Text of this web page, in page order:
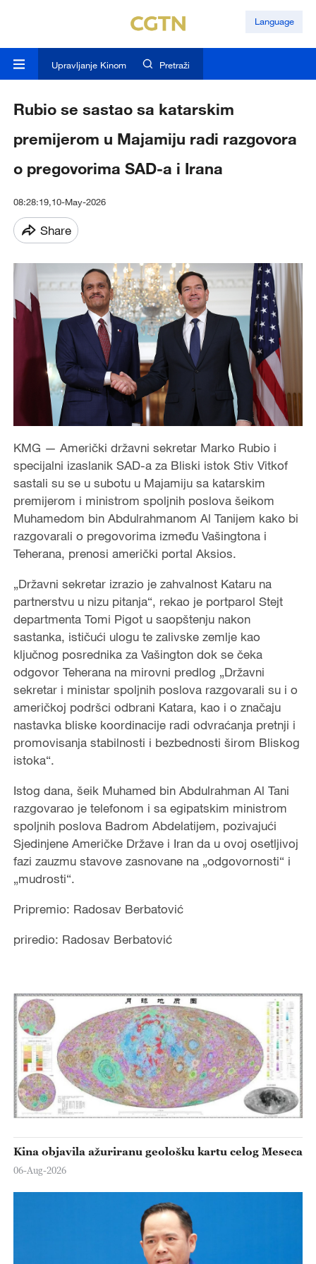
Language
Upravljanje Kinom Pretraži
Rubio se sastao sa katarskim
premijerom u Majamiju radi razgovora
o pregovorima SAD-a i Irana
08:28:19,10-May-2026
Share
KMG — Američki državni sekretar Marko Rubio i
specijalni izaslanik SAD-a za Bliski istok Stiv Vitkof
sastali su se u subotu u Majamiju sa katarskim
premijerom i ministrom spoljnih poslova šeikom
Muhamedom bin Abdulrahmanom Al Tanijem kako bi
razgovarali o pregovorima između Vašingtona i
Teherana, prenosi američki portal Aksios.
„Državni sekretar izrazio je zahvalnost Kataru na
partnerstvu u nizu pitanja“, rekao je portparol Stejt
departmenta Tomi Pigot u saopštenju nakon
sastanka, ističući ulogu te zalivske zemlje kao
ključnog posrednika za Vašington dok se čeka
odgovor Teherana na mirovni predlog „Državni
sekretar i ministar spoljnih poslova razgovarali su i o
američkoj podršci odbrani Katara, kao i o značaju
nastavka bliske koordinacije radi odvraćanja pretnji i
promovisanja stabilnosti i bezbednosti širom Bliskog
istoka“.
Istog dana, šeik Muhamed bin Abdulrahman Al Tani
razgovarao je telefonom i sa egipatskim ministrom
spoljnih poslova Badrom Abdelatijem, pozivajući
Sjedinjene Američke Države i Iran da u ovoj osetljivoj
fazi zauzmu stavove zasnovane na „odgovornosti“ i
„mudrosti“.
Pripremio: Radosav Berbatović
priredio: Radosav Berbatović
Kina objavila ažuriranu geološku kartu celog Meseca
06-Aug-2026